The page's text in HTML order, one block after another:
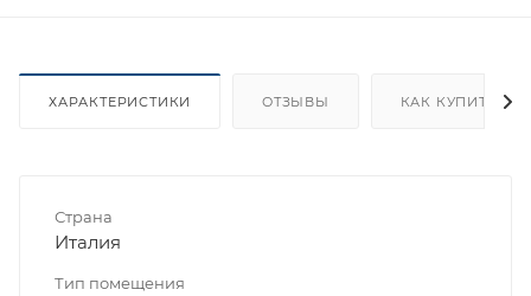
ХАРАКТЕРИСТИКИ ОТЗЫВЫ КАК КУПИТЬ
Страна
Италия
Тип помещения